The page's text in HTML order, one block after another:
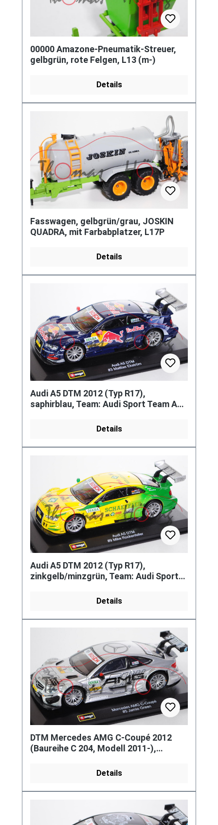
00000 Amazone-Pneumatik-Streuer,
gelbgrün, rote Felgen, L13 (m-)
Details
Fasswagen, gelbgrün/grau, JOSKIN
QUADRA, mit Farbabplatzer, L17P
Details
Audi A5 DTM 2012 (Typ R17),
saphirblau, Team: Audi Sport Team Abt
Details
Audi A5 DTM 2012 (Typ R17),
zinkgelb/minzgrün, Team: Audi Sport
Details
DTM Mercedes AMG C-Coupé 2012
(Baureihe C 204, Modell 2011-),
Details